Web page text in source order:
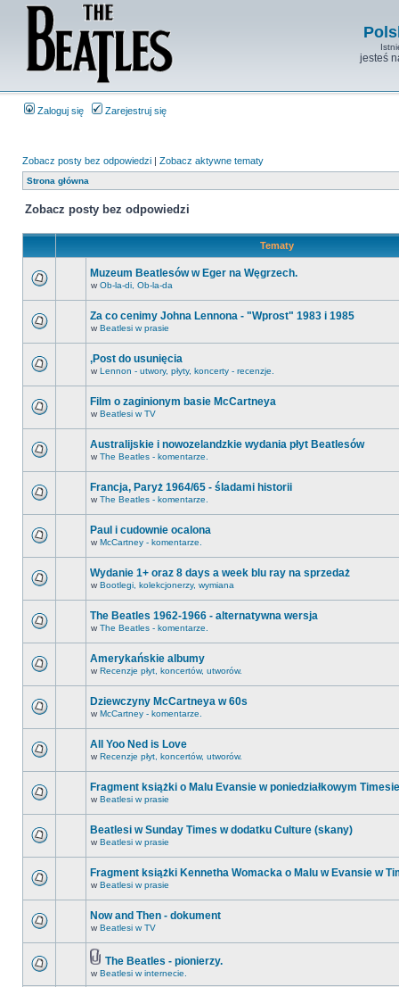
jesteś
Zaloguj się Zarejestruj się
Zobacz posty bez odpowiedzi | Zobacz aktywne tematy
Strona główna
Zobacz posty bez odpowiedzi
Tematy
Muzeum Beatlesów w Eger na Węgrzech.
w Ob-la-di, Ob-la-da
Za co cenimy Johna Lennona - "Wprost" 1983 i 1985
w Beatlesi w prasie
,Post do usunięcia
w Lennon - utwory, płyty, koncerty - recenzje.
Film o zaginionym basie McCartneya
w Beatlesi w TV
Australijskie i nowozelandzkie wydania płyt Beatlesów
w The Beatles - komentarze.
Francja, Paryż 1964/65 - śladami historii
w The Beatles - komentarze.
Paul i cudownie ocalona
w McCartney - komentarze.
Wydanie 1+ oraz 8 days a week blu ray na sprzedaż
w Bootlegi, kolekcjonerzy, wymiana
The Beatles 1962-1966 - alternatywna wersja
w The Beatles - komentarze.
Amerykańskie albumy
w Recenzje płyt, koncertów, utworów.
Dziewczyny McCartneya w 60s
w McCartney - komentarze.
All Yoo Ned is Love
w Recenzje płyt, koncertów, utworów.
Fragment książki o Malu Evansie w poniedziałkowym Timesie
w Beatlesi w prasie
Beatlesi w Sunday Times w dodatku Culture (skany)
w Beatlesi w prasie
Fragment książki Kennetha Womacka o Malu w Evansie w
w Beatlesi w prasie
Now and Then - dokument
w Beatlesi w TV
The Beatles - pionierzy.
w Beatlesi w internecie.